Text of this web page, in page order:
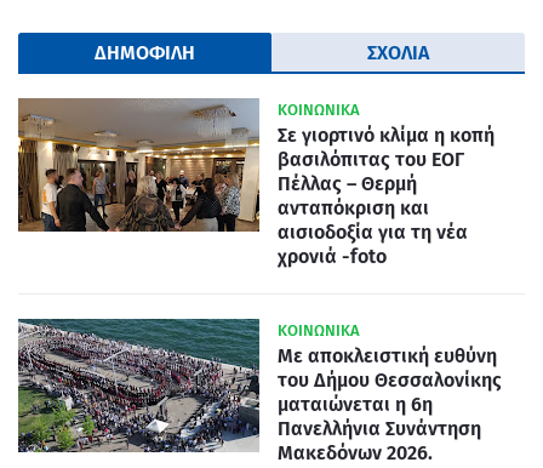
ΔΗΜΟΦΙΛΗ ΣΧΟΛΙΑ
ΚΟΙΝΩΝΙΚΑ
Σε γιορτινό κλίμα η κοπή
βασιλόπιτας του ΕΟΓ
Πέλλας – Θερμή
ανταπόκριση και
αισιοδοξία για τη νέα
χρονιά -foto
ΚΟΙΝΩΝΙΚΑ
Με αποκλειστική ευθύνη
του Δήμου Θεσσαλονίκης
ματαιώνεται η 6η
Πανελλήνια Συνάντηση
Μακεδόνων 2026.